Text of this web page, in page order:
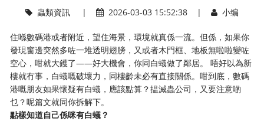
蟲類資訊| 2026-03-03 15:52:38 | 小编
住喺數碼港或者附近，望住海景，環境就真係一流。但係，如果你
發現窗邊突然多咗一堆透明翅膀，又或者木門框、地板無啦啦變咗
空心，咁就大鑊了——好大機會，你同白蟻做了鄰居。 唔好以為新
樓就冇事，白蟻嘅破壞力，同樓齡未必有直接關係。咁到底，數碼
港嘅朋友如果懷疑有白蟻，應該點算？揾滅蟲公司，又要注意啲
乜？呢篇文就同你拆解下。
點樣知道自己係咪有白蟻？